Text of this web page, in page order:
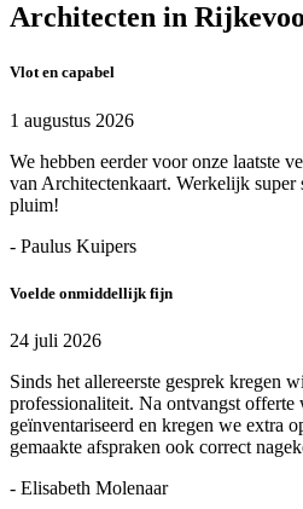
Architecten in
Vlot en capabel
1 augustus 2026
We hebben eerder voor onze laatste
van Architectenkaart. Werkelijk
pluim!
- Paulus Kuipers
Voelde onmiddellijk fijn
24 juli 2026
Sinds het allereerste gesprek kregen
professionaliteit. Na ontvangst offerte
geïnventariseerd en kregen we extra
gemaakte afspraken ook correct
- Elisabeth Molenaar